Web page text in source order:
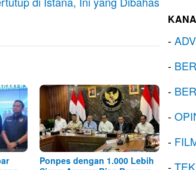
Ponpes dengan 1.000 Lebih
-
-
-
-
-
-